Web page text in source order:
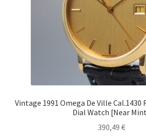
Vintage 1991 Omega De Ville Cal.1430
Dial Watch [Near
390,49 €